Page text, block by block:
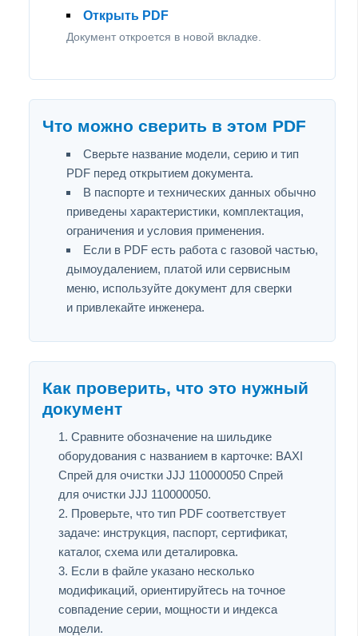
Открыть PDF
Документ откроется в новой вкладке.
Что можно сверить в этом PDF
Сверьте название модели, серию и тип
PDF перед открытием документа.
В паспорте и технических данных обычно
приведены характеристики, комплектация,
ограничения и условия применения.
Если в PDF есть работа с газовой частью,
дымоудалением, платой или сервисным
меню, используйте документ для сверки
и привлекайте инженера.
Как проверить, что это нужный
документ
Сравните обозначение на шильдике
оборудования с названием в карточке: BAXI
Спрей для очистки JJJ 110000050 Спрей
для очистки JJJ 110000050.
Проверьте, что тип PDF соответствует
задаче: инструкция, паспорт, сертификат,
каталог, схема или деталировка.
Если в файле указано несколько
модификаций, ориентируйтесь на точное
совпадение серии, мощности и индекса
модели.